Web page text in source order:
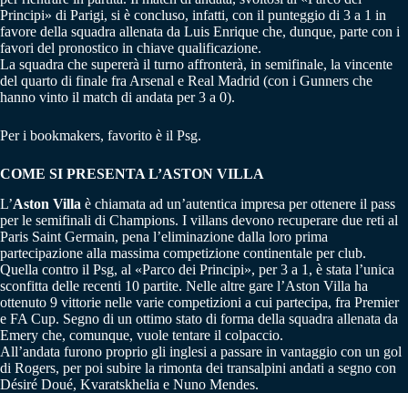
Principi» di Parigi, si è concluso, infatti, con il punteggio di 3 a 1 in
favore della squadra allenata da Luis Enrique che, dunque, parte con i
favori del pronostico in chiave qualificazione.
La squadra che supererà il turno affronterà, in semifinale, la vincente
del quarto di finale fra Arsenal e Real Madrid (con i Gunners che
hanno vinto il match di andata per 3 a 0).
Per i bookmakers, favorito è il Psg.
COME SI PRESENTA L’ASTON VILLA
L’Aston Villa è chiamata ad un’autentica impresa per ottenere il pass
per le semifinali di Champions. I villans devono recuperare due reti al
Paris Saint Germain, pena l’eliminazione dalla loro prima
partecipazione alla massima competizione continentale per club.
Quella contro il Psg, al «Parco dei Principi», per 3 a 1, è stata l’unica
sconfitta delle recenti 10 partite. Nelle altre gare l’Aston Villa ha
ottenuto 9 vittorie nelle varie competizioni a cui partecipa, fra Premier
e FA Cup. Segno di un ottimo stato di forma della squadra allenata da
Emery che, comunque, vuole tentare il colpaccio.
All’andata furono proprio gli inglesi a passare in vantaggio con un gol
di Rogers, per poi subire la rimonta dei transalpini andati a segno con
Désiré Doué, Kvaratskhelia e Nuno Mendes.